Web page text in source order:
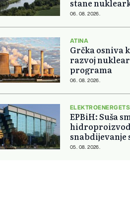
stane
06. 08. 2026.
ATINA
Grčka osniva
razvoj
programa
06. 08. 2026.
EPBiH: Suša
snabdijevanje
ostaje stabilno
05. 08. 2026.